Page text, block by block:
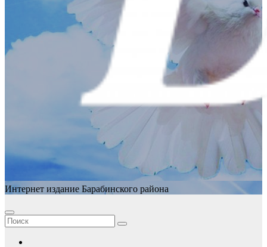
Интернет издание Барабинского района